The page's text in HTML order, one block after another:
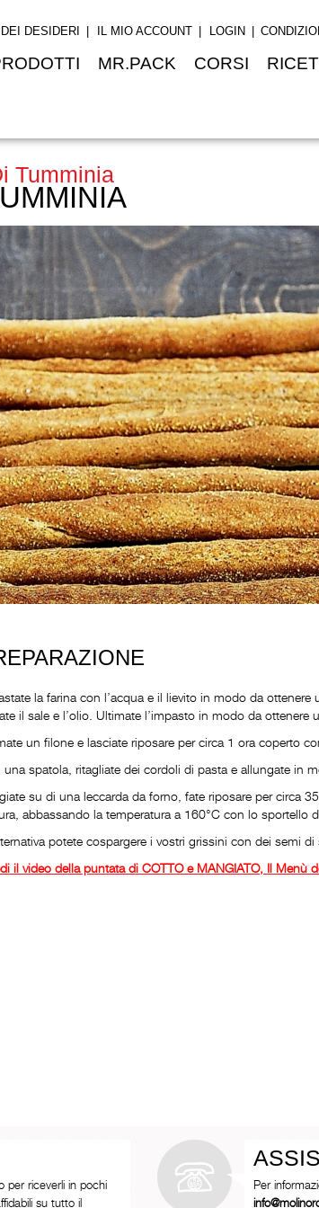
DESIDERI IL MIO ACCOUNT LOGIN
MR.PACK CORSI
Tumminia
la farina con l’acqua e il lievito in modo da
il sale e l’olio. Ultimate l’impasto in modo da ottenere
un filone e lasciate riposare per circa 1 ora coperto
una spatola, ritagliate dei cordoli di pasta e allungate in
su di una leccarda da forno, fate riposare per circa
abbassando la temperatura a 160°C con lo sportello
potete cospargere i vostri grissini con dei semi
il video della puntata di COTTO e MANGIATO, Il Menù
per riceverli in pochi
su tutto il
Per